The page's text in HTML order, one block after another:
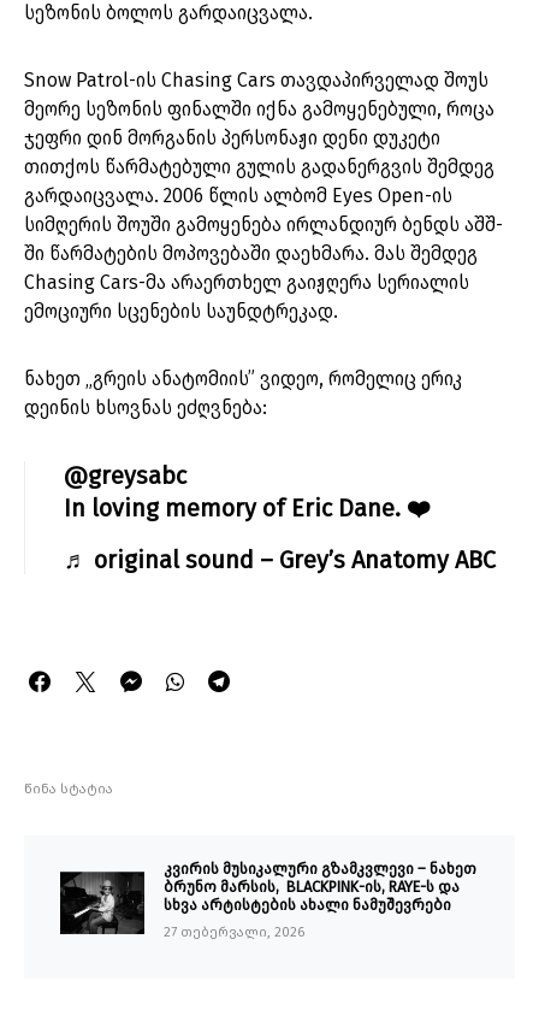
სეზონის ბოლოს გარდაიცვალა.
Snow Patrol-ის Chasing Cars თავდაპირველად შოუს
მეორე სეზონის ფინალში იქნა გამოყენებული, როცა
ჯეფრი დინ მორგანის პერსონაჟი დენი დუკეტი
თითქოს წარმატებული გულის გადანერგვის შემდეგ
გარდაიცვალა. 2006 წლის ალბომ Eyes Open-ის
სიმღერის შოუში გამოყენება ირლანდიურ ბენდს აშშ-
ში წარმატების მოპოვებაში დაეხმარა. მას შემდეგ
Chasing Cars-მა არაერთხელ გაიჟღერა სერიალის
ემოციური სცენების საუნდტრეკად.
ნახეთ „გრეის ანატომიის” ვიდეო, რომელიც ერიკ
დეინის ხსოვნას ეძღვნება:
@greysabc
In loving memory of Eric Dane. ❤️
♬ original sound – Grey’s Anatomy ABC
წინა სტატია
კვირის მუსიკალური გზამკვლევი – ნახეთ
ბრუნო მარსის, BLACKPINK-ის, RAYE-ს და
სხვა არტისტების ახალი ნამუშევრები
27 თებერვალი, 2026